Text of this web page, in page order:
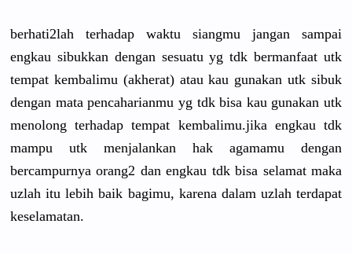
berhati2lah terhadap waktu siangmu jangan sampai
engkau sibukkan dengan sesuatu yg tdk bermanfaat utk
tempat kembalimu (akherat) atau kau gunakan utk sibuk
dengan mata pencaharianmu yg tdk bisa kau gunakan utk
menolong terhadap tempat kembalimu.jika engkau tdk
mampu utk menjalankan hak agamamu dengan
bercampurnya orang2 dan engkau tdk bisa selamat maka
uzlah itu lebih baik bagimu, karena dalam uzlah terdapat
keselamatan.